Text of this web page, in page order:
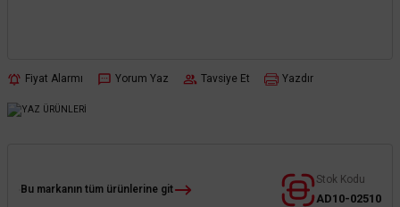
Fiyat Alarmı Yorum Yaz Tavsiye Et Yazdır
Bu markanın tüm ürünlerine git
Stok Kodu
AD10-02510